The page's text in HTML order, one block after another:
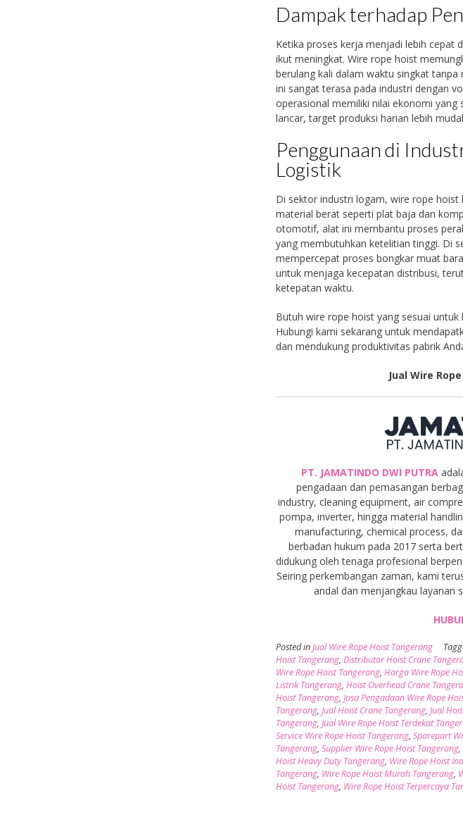
Dampak terhadap
Ketika proses kerja menjadi lebih cepat
ikut meningkat. Wire rope hoist
berulang kali dalam waktu singkat
ini sangat terasa pada industri dengan
operasional memiliki nilai ekonomi yang
lancar, target produksi harian lebih
Penggunaan di
Logistik
Di sektor industri logam, wire rope hoist
material berat seperti plat baja dan
otomotif, alat ini membantu proses
yang membutuhkan ketelitian tinggi. Di
mempercepat proses bongkar muat
untuk menjaga kecepatan distribusi,
ketepatan waktu.
Butuh wire rope hoist yang sesuai
Hubungi kami sekarang untuk
dan mendukung produktivitas pabrik
Jual Wire
PT. JAMATINDO DWI PUTRA
pengadaan dan pemasangan
industry, cleaning equipment, air
pompa, inverter, hingga material
manufacturing, chemical process,
berbadan hukum pada 2017 serta
didukung oleh tenaga profesional
Seiring perkembangan zaman, kami
andal dan menjangkau layanan
Posted inJual Wire Rope Hoist Tangerang
Hoist Tangerang,Distributor Hoist Crane
Wire Rope Hoist Tangerang,Harga Wire Rope
Listrik Tangerang,Hoist Overhead Crane
Hoist Tangerang,Jasa Pengadaan Wire Rope
Tangerang,Jual Hoist Crane Tangerang,Jual
Tangerang,Jual Wire Rope Hoist Terdekat
Service Wire Rope Hoist Tangerang,Sparepart
Tangerang,Supplier Wire Rope Hoist Tangerang,
Hoist Heavy Duty Tangerang, Wire Rope Hoist
Tangerang, Wire Rope Hoist Murah Tangerang,
Hoist Tangerang, Wire Rope Hoist Terpercaya